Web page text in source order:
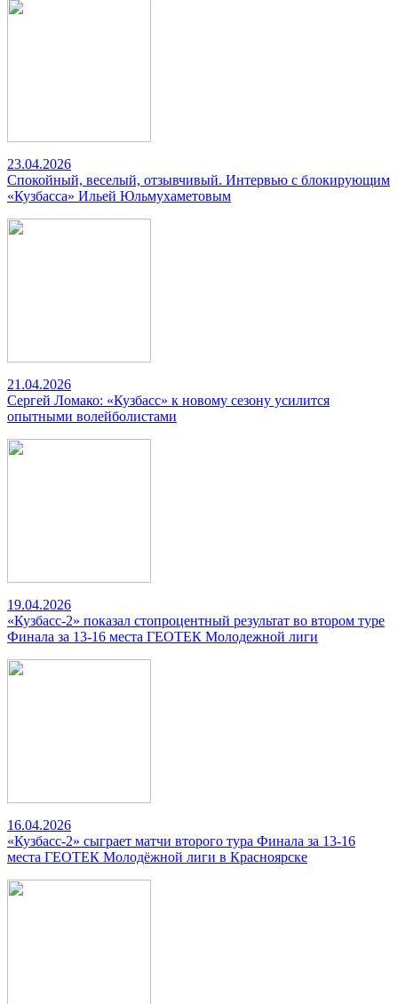
23.04.2026
Спокойный, веселый, отзывчивый. Интервью с блокирующим
«Кузбасса» Ильей Юльмухаметовым
21.04.2026
Сергей Ломако: «Кузбасс» к новому сезону усилится
опытными волейболистами
19.04.2026
«Кузбасс-2» показал стопроцентный результат во втором туре
Финала за 13-16 места ГЕОТЕК Молодежной лиги
16.04.2026
«Кузбасс-2» сыграет матчи второго тура Финала за 13-16
места ГЕОТЕК Молодёжной лиги в Красноярске